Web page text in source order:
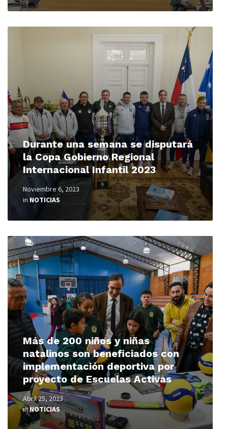
Durante una semana se disputará
la Copa Gobierno Regional
Internacional Infantil 2023
Noviembre 6, 2023
in NOTICIAS
Read
Más de 200 niños y niñas
natalinos son beneficiados con
implementación deportiva por
proyecto de Escuelas Activas
Abril 25, 2023
inNOTICIAS
Read
More